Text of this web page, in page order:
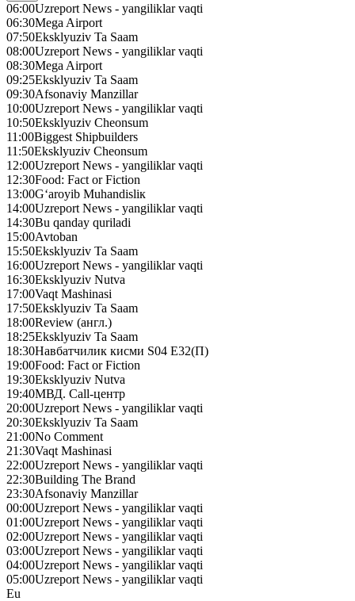
06:00Uzreport News - yangiliklar vaqti
06:30Mega Airport
07:50Eksklyuziv Ta Saam
08:00Uzreport News - yangiliklar vaqti
08:30Mega Airport
09:25Eksklyuziv Ta Saam
09:30Afsonaviy Manzillar
10:00Uzreport News - yangiliklar vaqti
10:50Eksklyuziv Cheonsum
11:00Biggest Shipbuilders
11:50Eksklyuziv Cheonsum
12:00Uzreport News - yangiliklar vaqti
12:30Food: Fact or Fiction
13:00G‘aroyib Muhandisliк
14:00Uzreport News - yangiliklar vaqti
14:30Bu qanday quriladi
15:00Avtoban
15:50Eksklyuziv Ta Saam
16:00Uzreport News - yangiliklar vaqti
16:30Eksklyuziv Nutva
17:00Vaqt Mashinasi
17:50Eksklyuziv Ta Saam
18:00Review (англ.)
18:25Eksklyuziv Ta Saam
18:30Навбатчилик кисми S04 E32(П)
19:00Food: Fact or Fiction
19:30Eksklyuziv Nutva
19:40МВД. Call-центр
20:00Uzreport News - yangiliklar vaqti
20:30Eksklyuziv Ta Saam
21:00No Сomment
21:30Vaqt Mashinasi
22:00Uzreport News - yangiliklar vaqti
22:30Building The Brand
23:30Afsonaviy Manzillar
00:00Uzreport News - yangiliklar vaqti
01:00Uzreport News - yangiliklar vaqti
02:00Uzreport News - yangiliklar vaqti
03:00Uzreport News - yangiliklar vaqti
04:00Uzreport News - yangiliklar vaqti
05:00Uzreport News - yangiliklar vaqti
Eu